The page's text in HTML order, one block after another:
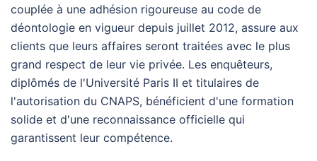
couplée à une adhésion rigoureuse au code de
déontologie en vigueur depuis juillet 2012, assure aux
clients que leurs affaires seront traitées avec le plus
grand respect de leur vie privée. Les enquêteurs,
diplômés de l'Université Paris II et titulaires de
l'autorisation du CNAPS, bénéficient d'une formation
solide et d'une reconnaissance officielle qui
garantissent leur compétence.